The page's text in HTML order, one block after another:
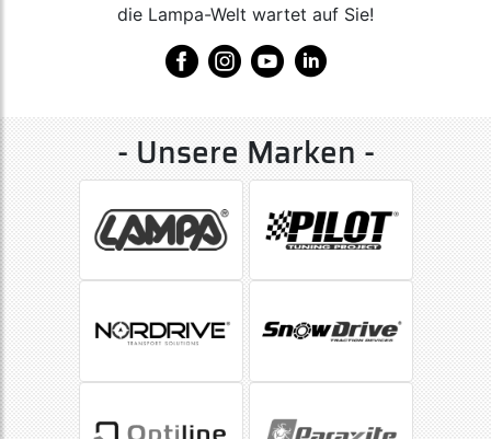
die Lampa-Welt wartet auf Sie!
- Unsere Marken -